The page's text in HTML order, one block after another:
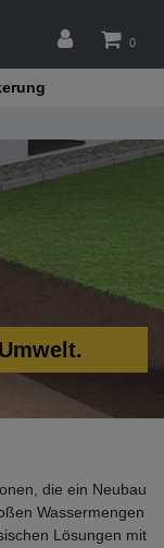
0
die ein Neubau
Wassermengen
Lösungen mit